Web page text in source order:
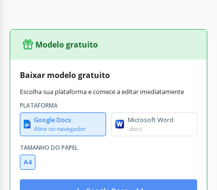
Modelo gratuito
Baixar modelo gratuito
Escolha sua plataforma e comece a editar imediatamente
PLATAFORMA
Google Docs
Abre no navegador
Microsoft Word
.docs
TAMANHO DO PAPEL
A4